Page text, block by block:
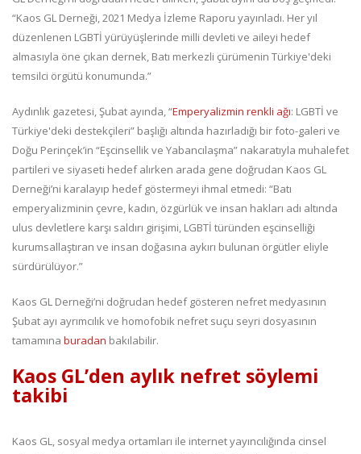
“Kaos GL Derneği, 2021 Medya İzleme Raporu yayınladı. Her yıl
düzenlenen LGBTİ yürüyüşlerinde milli devleti ve aileyi hedef
almasıyla öne çıkan dernek, Batı merkezli çürümenin Türkiye'deki
temsilci örgütü konumunda.”
Aydınlık gazetesi, Şubat ayında, “Emperyalizmin renkli ağı: LGBTİ ve
Türkiye'deki destekçileri” başlığı altında hazırladığı bir foto-galeri ve
Doğu Perinçek’in “Eşcinsellik ve Yabancılaşma” nakaratıyla muhalefet
partileri ve siyaseti hedef alırken arada gene doğrudan Kaos GL
Derneği’ni karalayıp hedef göstermeyi ihmal etmedi: “Batı
emperyalizminin çevre, kadın, özgürlük ve insan hakları adı altında
ulus devletlere karşı saldırı girişimi, LGBTİ türünden eşcinselliği
kurumsallaştıran ve insan doğasına aykırı bulunan örgütler eliyle
sürdürülüyor.”
Kaos GL Derneği’ni doğrudan hedef gösteren nefret medyasının
Şubat ayı ayrımcılık ve homofobik nefret suçu seyri dosyasının
tamamına buradan bakılabilir.
Kaos GL’den aylık nefret söylemi
takibi
Kaos GL, sosyal medya ortamları ile internet yayıncılığında cinsel